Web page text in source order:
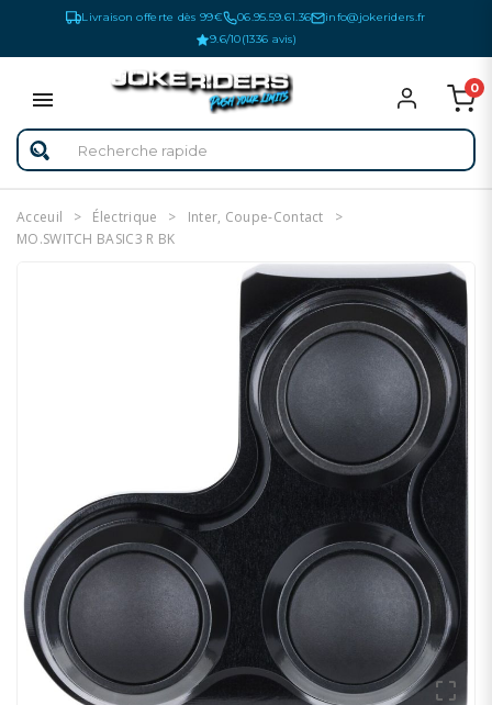
Livraison offerte dès 99€ 06.95.59.61.36
info@jokeriders.fr
9.6/10(1336 avis)
0
Acceuil Électrique
Inter, Coupe-Contact
MO.SWITCH BASIC3 R BK
